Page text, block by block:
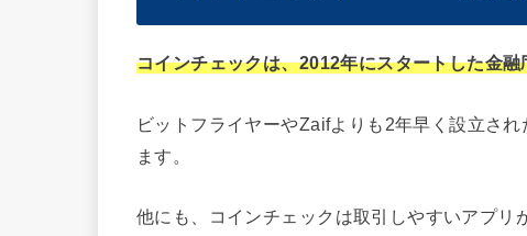
コインチェックは、2012年にスタートした金融
ビットフライヤーやZaifよりも2年早く設立さ
ます。
他にも、コインチェックは取引しやすいアプ